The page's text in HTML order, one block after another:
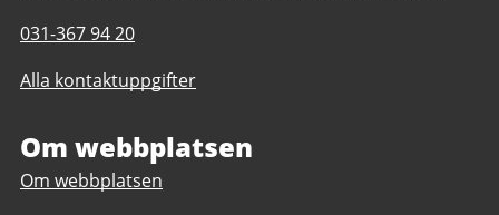
till
Eldorado
Resurscenter
Telefonnummer
Eldorado
031-367 94 20
Alla kontaktuppgifter
Om webbplatsen
Om webbplatsen